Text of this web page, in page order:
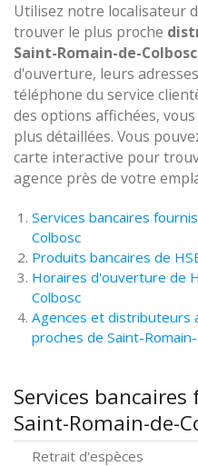
Utilisez notre localisateur
trouver le plus proche
Saint-Romain-de-Colbosc
d'ouverture, leurs
téléphone du service
des options affichées,
plus détaillées. Vous
carte interactive pour
agence près de votre
Services bancaires
Colbosc
Produits bancaires de
Horaires d'ouverture de
Colbosc
Agences et distributeurs
proches de Saint-
Services bancaires
Saint-Romain-de-
Retrait d'espèces